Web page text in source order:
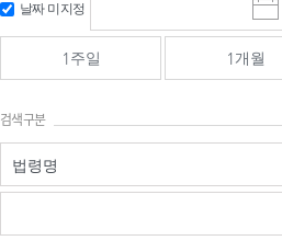
날짜 미지정
시
작
일
선
1주일 1개월
검색구분
법령명